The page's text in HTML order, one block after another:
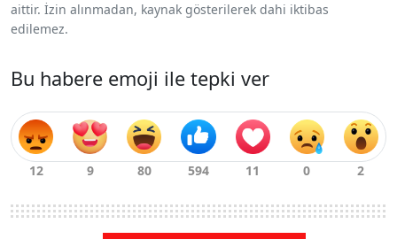
aittir. İzin alınmadan, kaynak gösterilerek dahi iktibas
edilemez.
Bu habere emoji ile tepki ver